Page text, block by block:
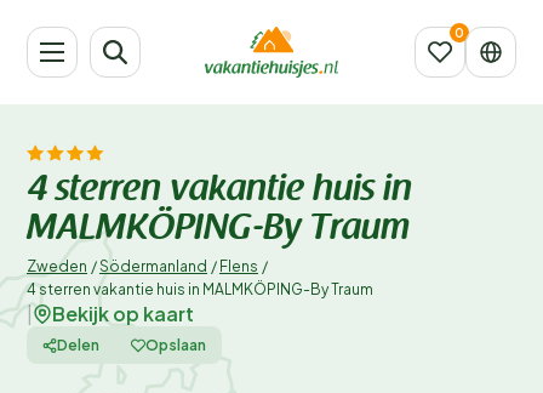
4 sterren vakantie huis in
MALMKÖPING-By Traum
Zweden /Södermanland / Flens /
4 sterren vakantie huis in MALMKÖPING-By Traum
Bekijk op kaart
Delen Opslaan